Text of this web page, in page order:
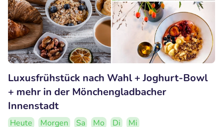
Luxusfrühstück nach Wahl + Joghurt-Bowl
+ mehr in der Mönchengladbacher
Innenstadt
Heute Morgen Sa Mo Di Mi